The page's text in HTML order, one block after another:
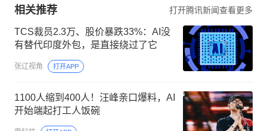
相关推荐 打开腾讯新闻查看更多
TCS裁员2.3万、股价暴跌33%：AI没
有替代印度外包，是直接绕过了它
张辽视角 打开APP
1100人缩到400人！汪峰亲口爆料，AI
开始端起打工人饭碗